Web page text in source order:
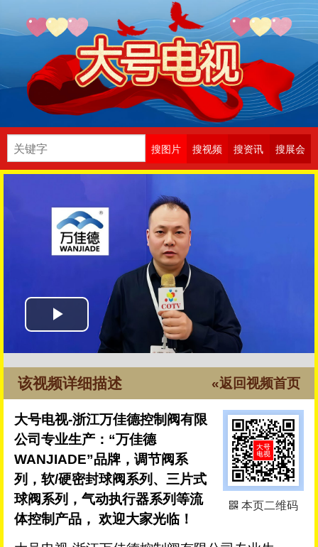
«返回视频首页
该视频详细描述
本页二维码
大号电视-浙江万佳德控制阀有限
公司专业生产：“万佳德
WANJIADE”品牌，调节阀系
列，软/硬密封球阀系列、三片式
球阀系列，气动执行器系列等流
体控制产品， 欢迎大家光临！